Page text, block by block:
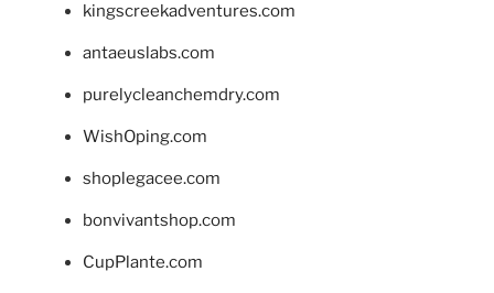
kingscreekadventures.com
antaeuslabs.com
purelycleanchemdry.com
WishOping.com
shoplegacee.com
bonvivantshop.com
CupPlante.com